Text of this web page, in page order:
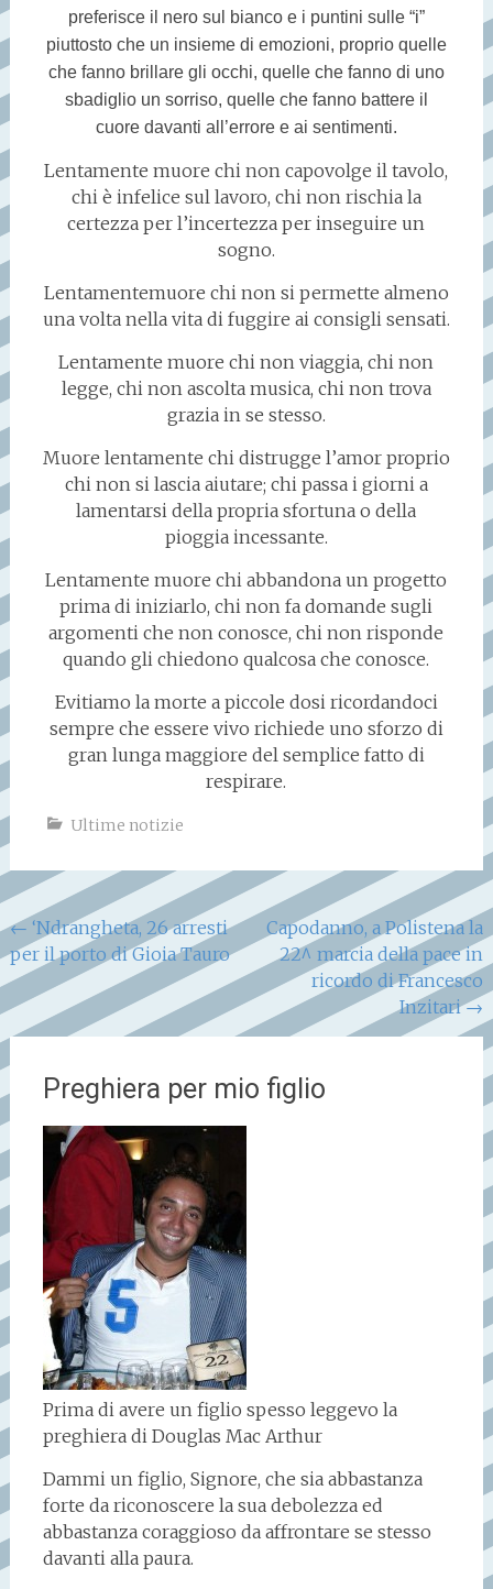
preferisce il nero sul bianco e i puntini sulle “i”
piuttosto che un insieme di emozioni, proprio quelle
che fanno brillare gli occhi, quelle che fanno di uno
sbadiglio un sorriso, quelle che fanno battere il
cuore davanti all’errore e ai sentimenti.
Lentamente muore chi non capovolge il tavolo,
chi è infelice sul lavoro, chi non rischia la
certezza per l’incertezza per inseguire un
sogno.
Lentamentemuore chi non si permette almeno
una volta nella vita di fuggire ai consigli sensati.
Lentamente muore chi non viaggia, chi non
legge, chi non ascolta musica, chi non trova
grazia in se stesso.
Muore lentamente chi distrugge l’amor proprio
chi non si lascia aiutare; chi passa i giorni a
lamentarsi della propria sfortuna o della
pioggia incessante.
Lentamente muore chi abbandona un progetto
prima di iniziarlo, chi non fa domande sugli
argomenti che non conosce, chi non risponde
quando gli chiedono qualcosa che conosce.
Evitiamo la morte a piccole dosi ricordandoci
sempre che essere vivo richiede uno sforzo di
gran lunga maggiore del semplice fatto di
respirare.
Ultime notizie
Navigazione
articoli
← ‘Ndrangheta, 26 arresti
per il porto di Gioia Tauro
Capodanno, a Polistena la
22^ marcia della pace in
ricordo di Francesco
Inzitari→
Preghiera per mio figlio
Prima di avere un figlio spesso leggevo la
preghiera di Douglas Mac Arthur
Dammi un figlio, Signore, che sia abbastanza
forte da riconoscere la sua debolezza ed
abbastanza coraggioso da affrontare se stesso
davanti alla paura.